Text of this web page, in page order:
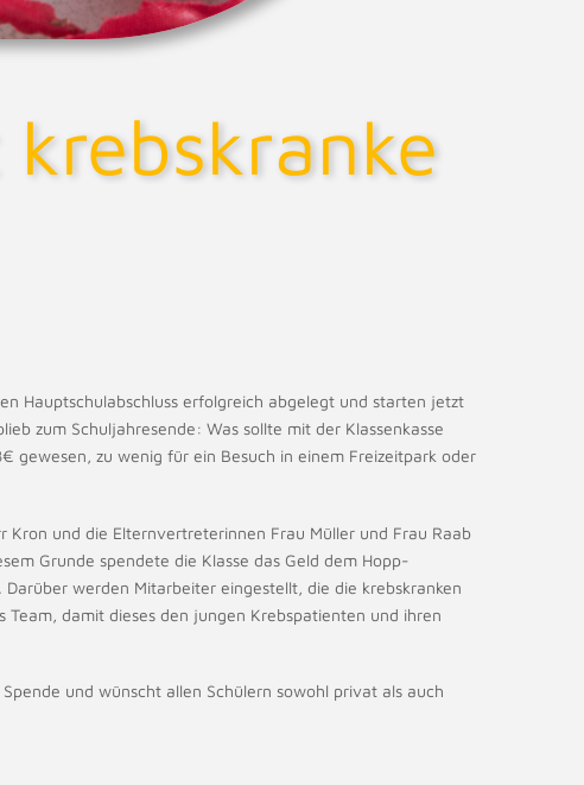
Hauptschulabschluss erfolgreich abgelegt und starten jetzt
zum Schuljahresende: Was sollte mit der Klassenkasse
gewesen, zu wenig für ein Besuch in einem Freizeitpark oder
Kron und die Elternvertreterinnen Frau Müller und Frau Raab
Grunde spendete die Klasse das Geld dem Hopp-
werden Mitarbeiter eingestellt, die die krebskranken
damit dieses den jungen Krebspatienten und ihren
und wünscht allen Schülern sowohl privat als auch